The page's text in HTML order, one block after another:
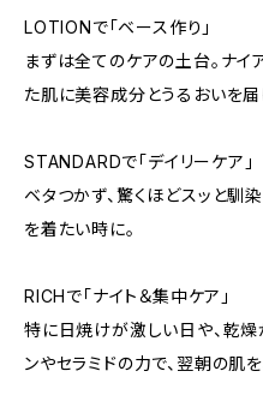
LOTIONで「ベース作り」
まずは全てのケアの土台。ナイ
た肌に美容成分とうるおいを届
STANDARDで「デイリーケア」
ベタつかず、驚くほどスッと馴
を着たい時に。
RICHで「ナイト＆集中ケア」
特に日焼けが激しい日や、乾燥
ンやセラミドの力で、翌朝の肌